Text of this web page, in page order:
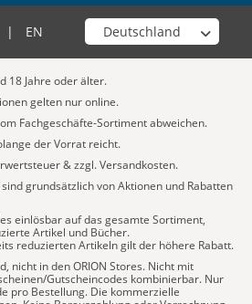
| EN Wähle deinen Shop
18 Jahre oder älter.
gelten nur online.
Fachgeschäfte-Sortiment abweichen.
der Vorrat reicht.
& zzgl. Versandkosten.
grundsätzlich von Aktionen und Rabatten
einlösbar auf das gesamte Sortiment,
Artikel und Bücher.
reduzierten Artikeln gilt der höhere Rabatt.
nicht in den ORION Stores. Nicht mit
Gutscheincodes kombinierbar. Nur
pro Bestellung. Die kommerzielle